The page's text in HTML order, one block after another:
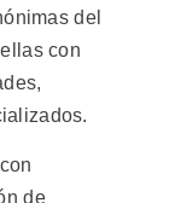
del
con
de